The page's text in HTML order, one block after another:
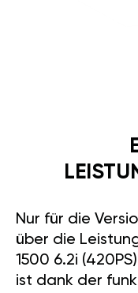
Nur für die
über die
1500 6.2i
ist dank der